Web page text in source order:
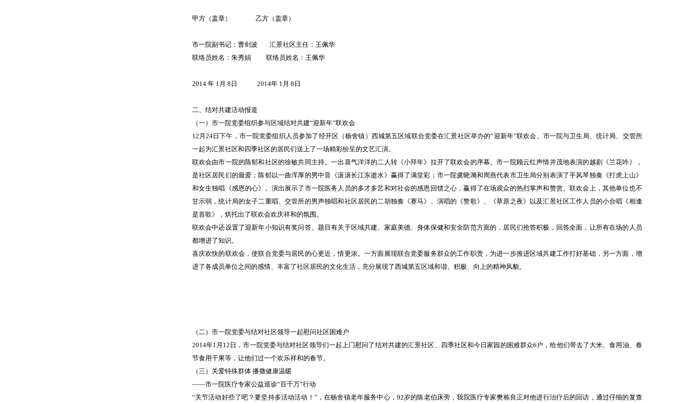
甲方（盖章） 乙方（盖章）
市一院副书记：曹剑波 汇景社区主任：王佩华
联络员姓名：朱秀娟 联络员姓名：王佩华
2014 年 1月 8日 2014年 1月 8日
二、结对共建活动报道
（一）市一院党委组织参与区域结对共建“迎新年”联欢会
12月24日下午，市一院党委组织人员参加了经开区（杨舍镇）西城第五区域联合党委在汇景社区举办的“迎新年”联欢会。市一院与卫生局、统计局、交管所
一起为汇景社区和四季社区的居民们送上了一场精彩纷呈的文艺汇演。
联欢会由市一院的陈郁和社区的徐敏共同主持。一出喜气洋洋的二人转《小拜年》拉开了联欢会的序幕。市一院顾云红声情并茂地表演的越剧《兰花吟》，
是社区居民们的最爱；陈郁以一曲浑厚的男中音《滚滚长江东逝水》赢得了满堂彩；市一院虞晓漪和周燕代表市卫生局分别表演了手风琴独奏《打虎上山》
和女生独唱《感恩的心》。演出展示了市一院医务人员的多才多艺和对社会的感恩回馈之心，赢得了在场观众的热烈掌声和赞赏。联欢会上，其他单位也不
甘示弱，统计局的女子二重唱、交管所的男声独唱和社区居民的二胡独奏《赛马》、演唱的《赞歌》、《草原之夜》以及汇景社区工作人员的小合唱《相逢
是首歌》，烘托出了联欢会欢庆祥和的氛围。
联欢会中还设置了迎新年小知识有奖问答。题目有关于区域共建、家庭美德、身体保健和安全防范方面的，居民们抢答积极，回答全面，让所有在场的人员
都增进了知识。
喜庆欢快的联欢会，使联合党委与居民的心更近，情更浓。一方面展现联合党委服务群众的工作职责，为进一步推进区域共建工作打好基础，另一方面，增
进了各成员单位之间的感情、丰富了社区居民的文化生活，充分展现了西城第五区域和谐、积极、向上的精神风貌。
（二）市一院党委与结对社区领导一起慰问社区困难户
2014年1月12日，市一院党委与结对社区领导们一起上门慰问了结对共建的汇景社区、四季社区和今日家园的困难群众6户，给他们带去了大米、食用油、春
节食用干果等，让他们过一个欢乐祥和的春节。
（三）关爱特殊群体 播撒健康温暖
——市一院医疗专家公益巡诊“百千万”行动
“关节活动好些了吧？要坚持多活动活动！”，在杨舍镇老年服务中心，92岁的陈老伯床旁，我院医疗专家樊栋良正对他进行治疗后的回访，通过仔细的复查